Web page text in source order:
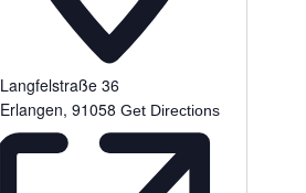
Langfelstraße 36
Erlangen, 91058 Get Directions